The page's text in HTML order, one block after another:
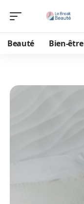
Beauté Bien-être